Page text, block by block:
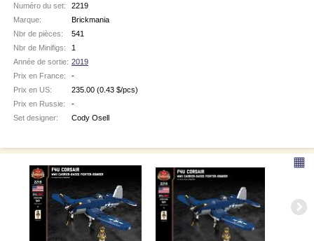
Numéro du set:
2219
Marque:
Brickmania
Nbr de pièces:
541
Nbr de Minifigs:
1
Année de sortie: 2019
Prix en France:
-
Prix en US:
235.00 (0.43 $/pcs)
Prix en Russie:
-
Set designer:
Cody Osell
▦